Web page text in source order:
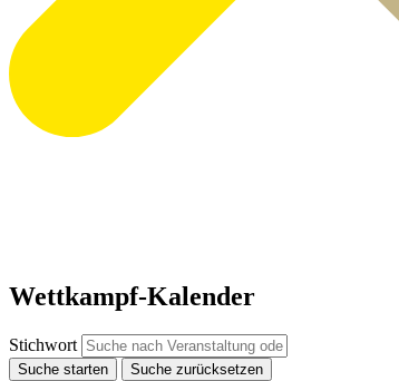
Wettkampf-Kalender
Stichwort
Suche starten Suche zurücksetzen